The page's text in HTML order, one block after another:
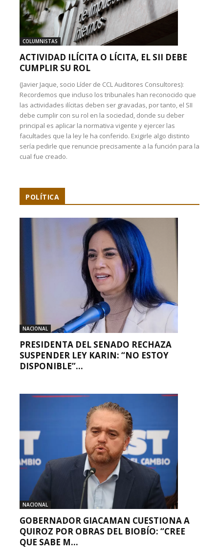
COLUMNISTAS
ACTIVIDAD ILÍCITA O LÍCITA, EL SII DEBE
CUMPLIR SU ROL
(Javier Jaque, socio Líder de CCL Auditores Consultores):
Recordemos que incluso los tribunales han reconocido que
las actividades ilícitas deben ser gravadas, por tanto, el SII
debe cumplir con su rol en la sociedad, donde su deber
principal es aplicar la normativa vigente y ejercer las
facultades que la ley le ha conferido. Exigirle algo distinto
sería pedirle que renuncie precisamente a la función para la
cual fue creado.
POLÍTICA
NACIONAL
PRESIDENTA DEL SENADO RECHAZA
SUSPENDER LEY KARIN: “NO ESTOY
DISPONIBLE”...
NACIONAL
GOBERNADOR GIACAMAN CUESTIONA A
QUIROZ POR OBRAS DEL BIOBÍO: “CREE
QUE SABE M...